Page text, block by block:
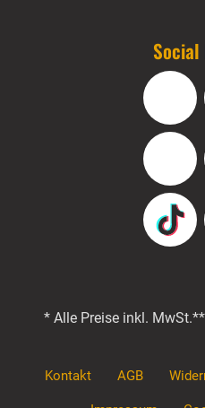
Social
* Alle Preise inkl. MwSt.
Kontakt AGB